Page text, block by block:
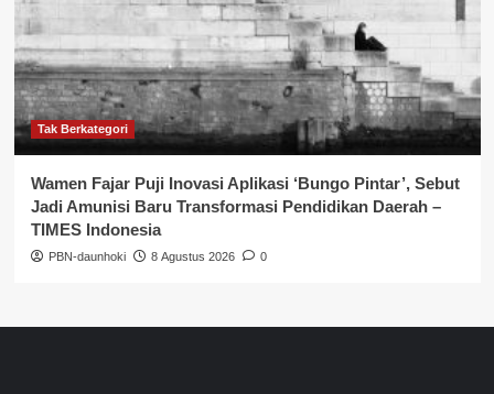
Tak Berkategori
Wamen Fajar Puji Inovasi Aplikasi ‘Bungo Pintar’, Sebut
Jadi Amunisi Baru Transformasi Pendidikan Daerah –
TIMES Indonesia
PBN-daunhoki 8 Agustus 2026 0